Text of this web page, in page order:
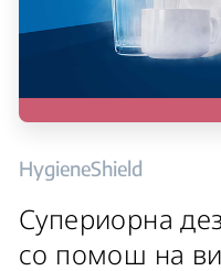
HygieneShield
Супериорна
со помош на